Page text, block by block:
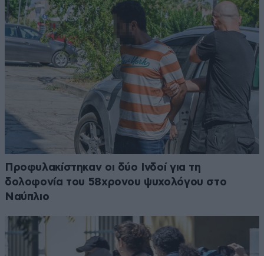
Προφυλακίστηκαν οι δύο Ινδοί για τη
δολοφονία του 58χρονου ψυχολόγου στο
Ναύπλιο